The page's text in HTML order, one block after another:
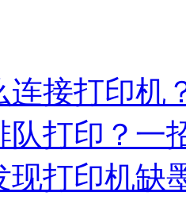
连接打印机
队打印？一
现打印机缺